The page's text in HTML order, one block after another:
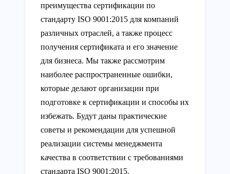
преимущества сертификации по
стандарту ISO 9001:2015 для компаний
различных отраслей, а также процесс
получения сертификата и его значение
для бизнеса. Мы также рассмотрим
наиболее распространенные ошибки,
которые делают организации при
подготовке к сертификации и способы их
избежать. Будут даны практические
советы и рекомендации для успешной
реализации системы менеджмента
качества в соответствии с требованиями
стандарта ISO 9001:2015.